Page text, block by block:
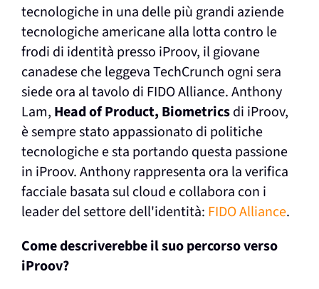
tecnologiche in una delle più grandi aziende
tecnologiche americane alla lotta contro le
frodi di identità presso iProov, il giovane
canadese che leggeva TechCrunch ogni sera
siede ora al tavolo di FIDO Alliance. Anthony
Lam, Head of Product, Biometricsdi iProov,
è sempre stato appassionato di politiche
tecnologiche e sta portando questa passione
in iProov. Anthony rappresenta ora la verifica
facciale basata sul cloud e collabora con i
leader del settore dell'identità: FIDO Alliance.
Come descriverebbe il suo percorso verso
iProov?